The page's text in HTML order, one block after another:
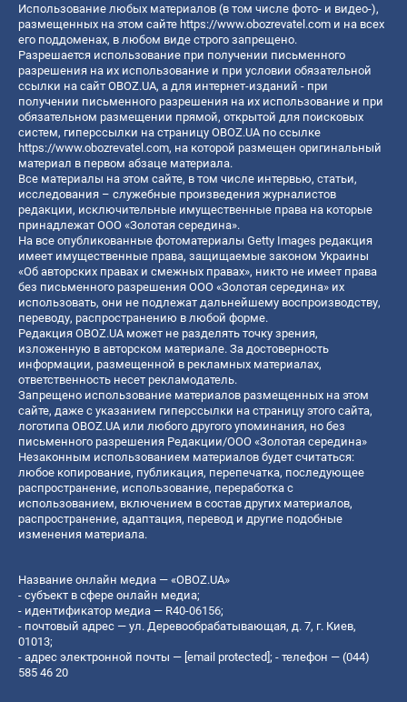
Использование любых материалов (в том числе фото- и видео-),
размещенных на этом сайте https://www.obozrevatel.com и на всех
его поддоменах, в любом виде строго запрещено.
Разрешается использование при получении письменного
разрешения на их использование и при условии обязательной
ссылки на сайт OBOZ.UA, а для интернет-изданий - при
получении письменного разрешения на их использование и при
обязательном размещении прямой, открытой для поисковых
систем, гиперссылки на страницу OBOZ.UA по ссылке
https://www.obozrevatel.com, на которой размещен оригинальный
материал в первом абзаце материала.
Все материалы на этом сайте, в том числе интервью, статьи,
исследования – служебные произведения журналистов
редакции, исключительные имущественные права на которые
принадлежат ООО «Золотая середина».
На все опубликованные фотоматериалы Getty Images редакция
имеет имущественные права, защищаемые законом Украины
«Об авторских правах и смежных правах», никто не имеет права
без письменного разрешения ООО «Золотая середина» их
использовать, они не подлежат дальнейшему воспроизводству,
переводу, распространению в любой форме.
Редакция OBOZ.UA может не разделять точку зрения,
изложенную в авторском материале. За достоверность
информации, размещенной в рекламных материалах,
ответственность несет рекламодатель.
Запрещено использование материалов размещенных на этом
сайте, даже с указанием гиперссылки на страницу этого сайта,
логотипа OBOZ.UA или любого другого упоминания, но без
письменного разрешения Редакции/ООО «Золотая середина»
Незаконным использованием материалов будет считаться:
любое копирование, публикация, перепечатка, последующее
распространение, использование, переработка с
использованием, включением в состав других материалов,
распространение, адаптация, перевод и другие подобные
изменения материала.
Название онлайн медиа — «OBOZ.UA»
- субъект в сфере онлайн медиа;
- идентификатор медиа — R40-06156;
- почтовый адрес — ул. Деревообрабатывающая, д. 7, г. Киев,
01013;
- адрес электронной почты — [email protected]; - телефон — (044)
585 46 20